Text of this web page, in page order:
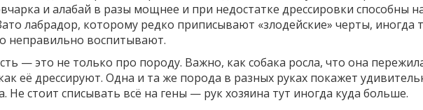
и алабай в разы мощнее и при недостатке дрессировки способны
лабрадор, которому редко приписывают «злодейские» черты, иногда
неправильно воспитывают.
— это не только про породу. Важно, как собака росла, что она
её дрессируют. Одна и та же порода в разных руках покажет
Не стоит списывать всё на гены — рук хозяина тут иногда куда больше.